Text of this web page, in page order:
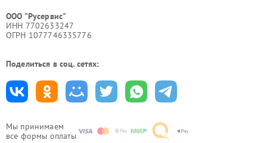
Мы принимаем
все формы оплаты
ООО "Русервис"
ИНН 7702633247
ОГРН 1077746335776
Поделиться в соц. сетях: